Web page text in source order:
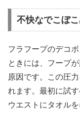
不快なでこぼ
フラフープのデコ
ときには、フープ
原因です。この圧
れます。最初に試
ウエストにタオル